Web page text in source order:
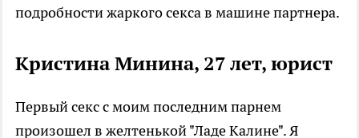
подробности жаркого секса в машине партнера.
Кристина Минина, 27 лет, юрист
Первый секс с моим последним парнем
произошел в желтенькой "Ладе Калине". Я